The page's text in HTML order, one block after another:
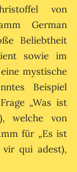
von
German
Beliebtheit
sowie im
mystische
Beispiel
„Was ist
welche von
für „Es ist
vir qui adest),